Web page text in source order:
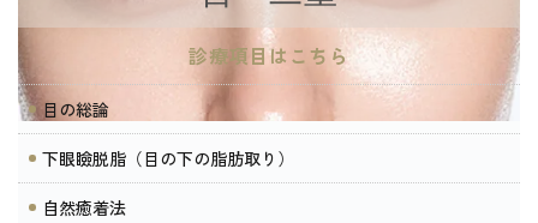
診療項目はこちら
目の総論
下眼瞼脱脂（目の下の脂肪取り）
自然癒着法